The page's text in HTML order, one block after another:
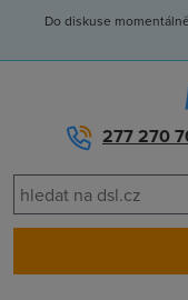
Do diskuse
277 270